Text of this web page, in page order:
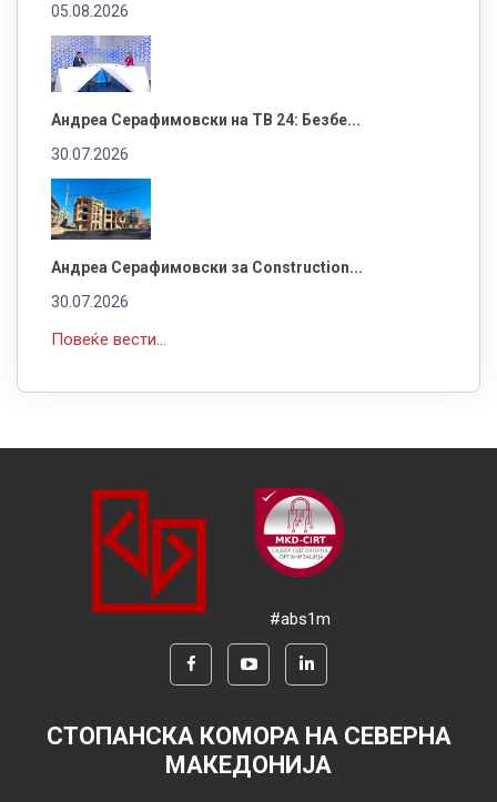
05.08.2026
Андреа Серафимовски на ТВ 24: Безбе...
30.07.2026
Андреа Серафимовски за Construction...
30.07.2026
Повеќе вести...
#abs1m
СТОПАНСКА КОМОРА НА СЕВЕРНА
МАКЕДОНИЈА